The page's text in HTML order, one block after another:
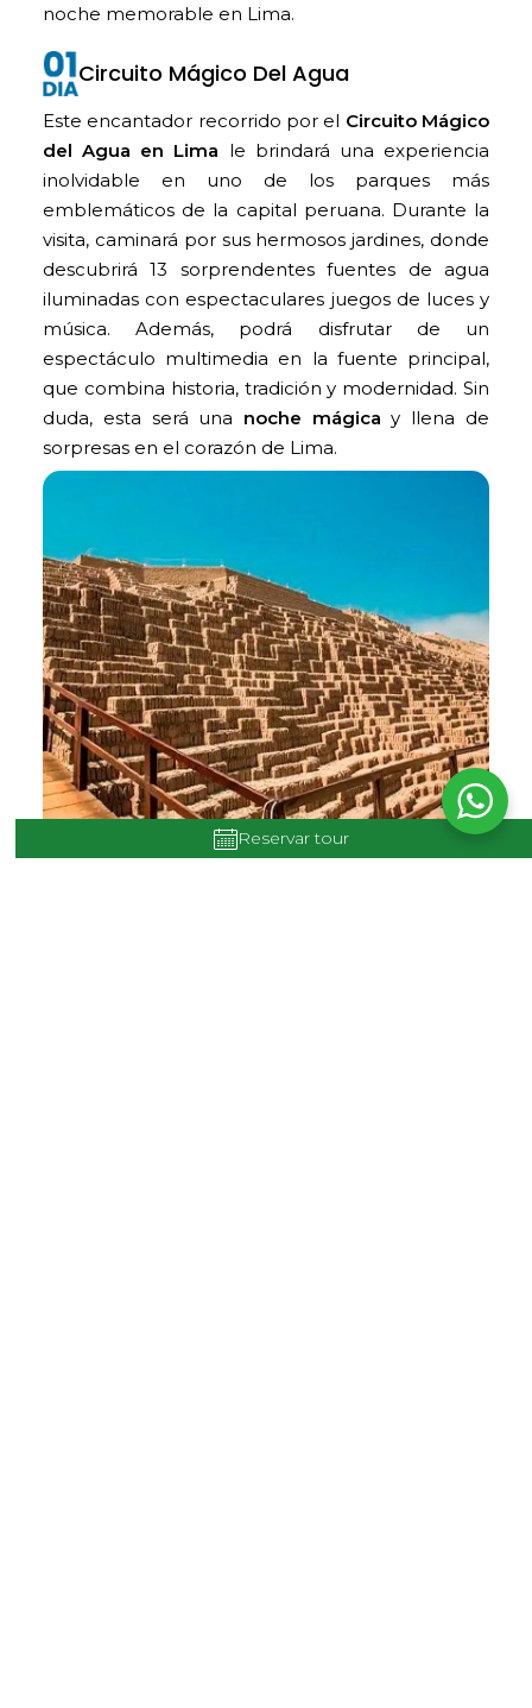
noche memorable en Lima.
Circuito Mágico Del Agua
Este encantador recorrido por el Circuito Mágico
del Agua en Lima le brindará una experiencia
inolvidable en uno de los parques más
emblemáticos de la capital peruana. Durante la
visita, caminará por sus hermosos jardines, donde
descubrirá 13 sorprendentes fuentes de agua
iluminadas con espectaculares juegos de luces y
música. Además, podrá disfrutar de un
espectáculo multimedia en la fuente principal,
que combina historia, tradición y modernidad. Sin
duda, esta será una noche mágica y llena de
sorpresas en el corazón de Lima.
Reservar tour